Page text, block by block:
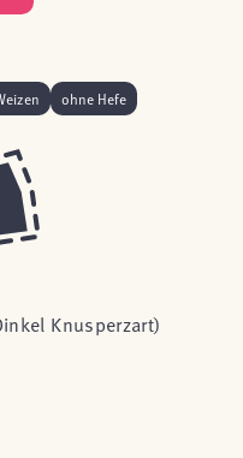
ohne Hefe
Knusperzart)